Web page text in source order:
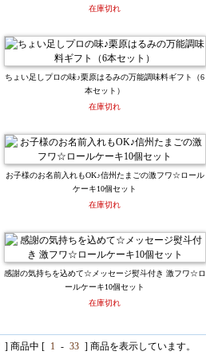
在庫切れ
ちょい足しプロの味♪栗原はるみの万能調味料ギフト（6
本セット）
在庫切れ
お子様のお名前入れもOK♪信州たまごの激フワ☆ロール
ケーキ10個セット
在庫切れ
感謝の気持ちを込めて☆メッセージ熨斗付き 激フワ☆ロ
ールケーキ10個セット
在庫切れ
] 商品中 [ 1 - 33 ] 商品を表示しています。